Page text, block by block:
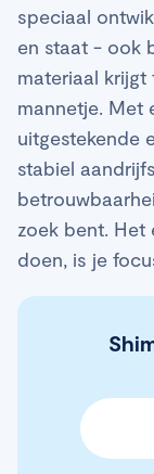
speciaal
en staat - ook
materiaal
mannetje. Met
uitgestekende
stabiel
zoek bent. Het
doen, is je